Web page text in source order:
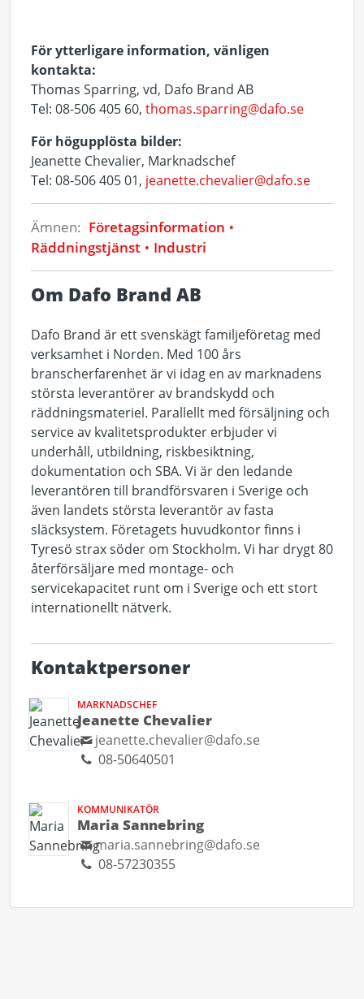
För ytterligare information, vänligen
kontakta:
Thomas Sparring, vd, Dafo Brand AB
Tel: 08-506 405 60, thomas.sparring@dafo.se
För högupplösta bilder:
Jeanette Chevalier, Marknadschef
Tel: 08-506 405 01, jeanette.chevalier@dafo.se
Ämnen: Företagsinformation
Räddningstjänst
Industri
Om Dafo Brand AB
Dafo Brand är ett svenskägt familjeföretag med
verksamhet i Norden. Med 100 års
branscherfarenhet är vi idag en av marknadens
största leverantörer av brandskydd och
räddningsmateriel. Parallellt med försäljning och
service av kvalitetsprodukter erbjuder vi
underhåll, utbildning, riskbesiktning,
dokumentation och SBA. Vi är den ledande
leverantören till brandförsvaren i Sverige och
även landets största leverantör av fasta
släcksystem. Företagets huvudkontor finns i
Tyresö strax söder om Stockholm. Vi har drygt 80
återförsäljare med montage- och
servicekapacitet runt om i Sverige och ett stort
internationellt nätverk.
Kontaktpersoner
MARKNADSCHEF
Jeanette Chevalier
jeanette.chevalier@dafo.se
08-50640501
KOMMUNIKATÖR
Maria Sannebring
maria.sannebring@dafo.se
08-57230355